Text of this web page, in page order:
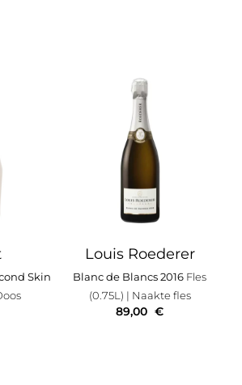
Skin
Louis Roederer
Blanc de Blancs 2016 Fles
(0.75L) | Naakte fles
89,00 €